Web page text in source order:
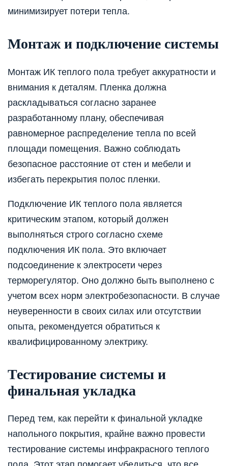
минимизирует потери тепла.
Монтаж и подключение системы
Монтаж ИК теплого пола требует аккуратности и
внимания к деталям. Пленка должна
раскладываться согласно заранее
разработанному плану, обеспечивая
равномерное распределение тепла по всей
площади помещения. Важно соблюдать
безопасное расстояние от стен и мебели и
избегать перекрытия полос пленки.
Подключение ИК теплого пола является
критическим этапом, который должен
выполняться строго согласно схеме
подключения ИК пола. Это включает
подсоединение к электросети через
терморегулятор. Оно должно быть выполнено с
учетом всех норм электробезопасности. В случае
неуверенности в своих силах или отсутствии
опыта, рекомендуется обратиться к
квалифицированному электрику.
Тестирование системы и
финальная укладка
Перед тем, как перейти к финальной укладке
напольного покрытия, крайне важно провести
тестирование системы инфракрасного теплого